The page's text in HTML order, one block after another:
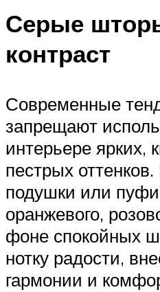
Серые
контраст
Современные
запрещают
интерьере ярких,
пестрых
подушки или
оранжевого,
фоне спокойных
нотку радости,
гармонии и